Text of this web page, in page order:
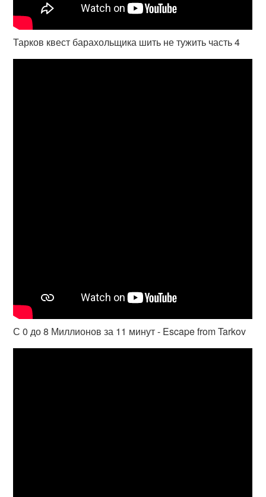
Тарков квест барахольщика шить не тужить часть 4
С 0 до 8 Миллионов за 11 минут - Escape from Tarkov